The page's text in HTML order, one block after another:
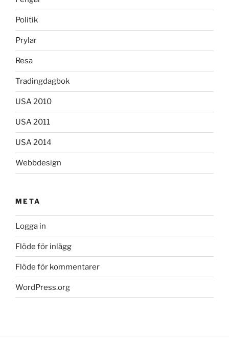
Politik
Prylar
Resa
Tradingdagbok
USA 2010
USA 2011
USA 2014
Webbdesign
META
Logga in
Flöde för inlägg
Flöde för kommentarer
WordPress.org